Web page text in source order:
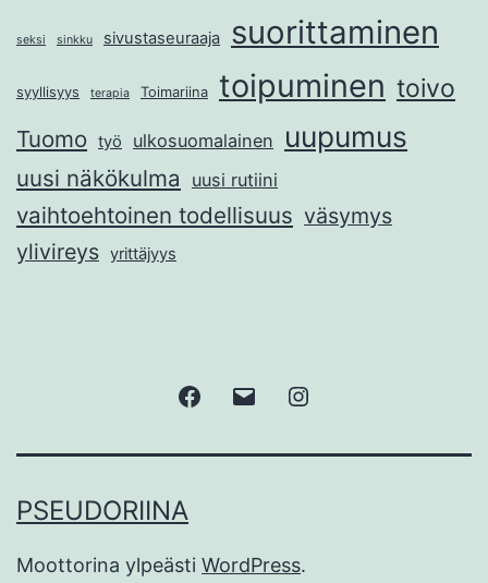
seksi sinkku sivustaseuraaja suorittaminen
syyllisyys terapia Toimariina toipuminen toivo
Tuomo työ ulkosuomalainen uupumus
uusi näkökulma uusi rutiini
vaihtoehtoinen todellisuus väsymys
ylivireys yrittäjyys
FacebookSähköposti
PSEUDORIINA
Moottorina ylpeästi WordPress.